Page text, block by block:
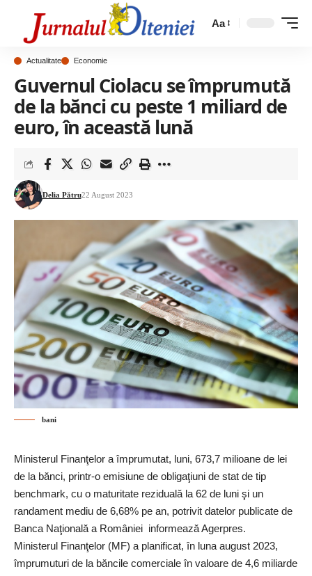
Aa
Actualitate Economie
Guvernul Ciolacu se împrumută
de la bănci cu peste 1 miliard de
euro, în această lună
Delia Pătru22 August 2023
bani
Ministerul Finanţelor a împrumutat, luni, 673,7 milioane de lei
de la bănci, printr-o emisiune de obligaţiuni de stat de tip
benchmark, cu o maturitate reziduală la 62 de luni şi un
randament mediu de 6,68% pe an, potrivit datelor publicate de
Banca Naţională a României informează Agerpres.
Ministerul Finanţelor (MF) a planificat, în luna august 2023,
împrumuturi de la băncile comerciale în valoare de 4,6 miliarde